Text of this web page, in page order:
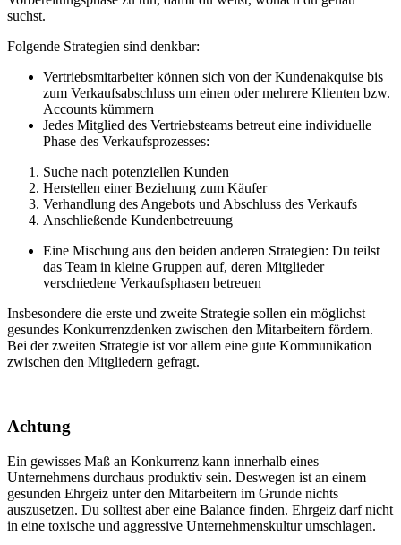
suchst.
Folgende Strategien sind denkbar:
Vertriebsmitarbeiter können sich von der Kundenakquise bis
zum Verkaufsabschluss um einen oder mehrere Klienten bzw.
Accounts kümmern
Jedes Mitglied des Vertriebsteams betreut eine individuelle
Phase des Verkaufsprozesses:
Suche nach potenziellen Kunden
Herstellen einer Beziehung zum Käufer
Verhandlung des Angebots und Abschluss des Verkaufs
Anschließende Kundenbetreuung
Eine Mischung aus den beiden anderen Strategien: Du teilst
das Team in kleine Gruppen auf, deren Mitglieder
verschiedene Verkaufsphasen betreuen
Insbesondere die erste und zweite Strategie sollen ein möglichst
gesundes Konkurrenzdenken zwischen den Mitarbeitern fördern.
Bei der zweiten Strategie ist vor allem eine gute Kommunikation
zwischen den Mitgliedern gefragt.
Achtung
Ein gewisses Maß an Konkurrenz kann innerhalb eines
Unternehmens durchaus produktiv sein. Deswegen ist an einem
gesunden Ehrgeiz unter den Mitarbeitern im Grunde nichts
auszusetzen. Du solltest aber eine Balance finden. Ehrgeiz darf nicht
in eine toxische und aggressive Unternehmenskultur umschlagen.